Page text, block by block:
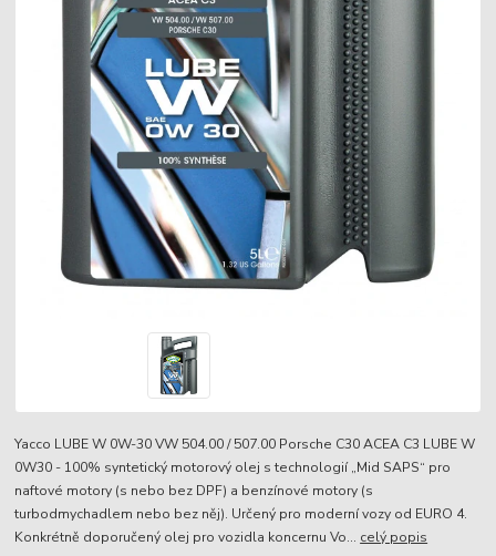
Yacco LUBE W 0W-30 VW 504.00 / 507.00 Porsche C30 ACEA C3 LUBE W
0W30 - 100% syntetický motorový olej s technologií „Mid SAPS“ pro
naftové motory (s nebo bez DPF) a benzínové motory (s
turbodmychadlem nebo bez něj). Určený pro moderní vozy od EURO 4.
Konkrétně doporučený olej pro vozidla koncernu Vo... celý popis